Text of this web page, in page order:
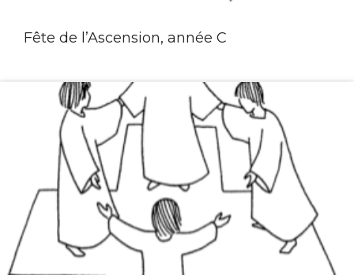
Fête de l’Ascension, année C